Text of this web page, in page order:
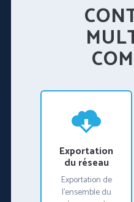
Exportation
du réseau
Exportation de
l'ensemble du